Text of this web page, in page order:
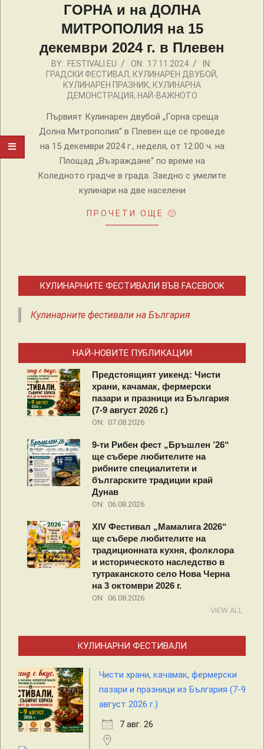
ГОРНА и на ДОЛНА
МИТРОПОЛИЯ на 15
декември 2024 г. в Плевен
2024-
11-
BY: FESTIVALI.EU ON: 17.11.2024
IN:
ГРАДСКИ ФЕСТИВАЛ, КУЛИНАРЕН ДВУБОЙ,
КУЛИНАРЕН ПРАЗНИК, КУЛИНАРНА
ДЕМОНСТРАЦИЯ, НАЙ-ВАЖНОТО
Първият Кулинарен двубой „Горна среща
Долна Митрополия“ в Плевен ще се проведе
на 15 декември 2024 г., неделя, от 12.00 ч. на
Площад „Възраждане“ по време на
Коледното градче в града. Заедно с умелите
кулинари на две населени
ПРОЧЕТИ ОЩЕ 🙂
КУЛИНАРНИТЕ ФЕСТИВАЛИ ВЪВ FACEBOOK
Кулинарните фестивали на България
НАЙ-НОВИТЕ ПУБЛИКАЦИИ
Предстоящият уикенд: Чисти
храни, качамак, фермерски
пазари и празници из България
(7-9 август 2026 г.)
ON: 07.08.2026
9-ти Рибен фест „Бръшлен ’26“
ще събере любителите на
рибните специалитети и
българските традиции край
Дунав
ON: 06.08.2026
XIV Фестивал „Мамалига 2026“
ще събере любителите на
традиционната кухня, фолклора
и историческото наследство в
тутраканското село Нова Черна
на 3 октомври 2026 г.
ON: 06.08.2026
VIEW ALL
КУЛИНАРНИ ФЕСТИВАЛИ
Чисти храни, качамак, фермерски
пазари и празници из България (7-9
август 2026 г.)
7 авг. 26